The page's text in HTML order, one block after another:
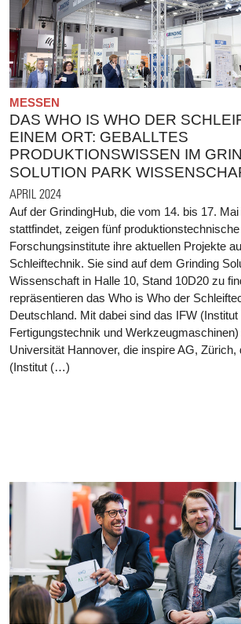
MESSEN
DAS WHO IS WHO DER
EINEM ORT: GEBALLTES
PRODUKTIONSWISSEN IM
SOLUTION PARK
APRIL 2024
Auf der GrindingHub, die vom 14. bis 17.
stattfindet, zeigen fünf produktionstechnische
Forschungsinstitute ihre aktuellen Projekte
Schleiftechnik. Sie sind auf dem Grinding
Wissenschaft in Halle 10, Stand 10D20 zu
repräsentieren das Who is Who der
Deutschland. Mit dabei sind das IFW (Institut
Fertigungstechnik und Werkzeugmaschinen)
Universität Hannover, die inspire AG, Zürich,
(Institut (…)